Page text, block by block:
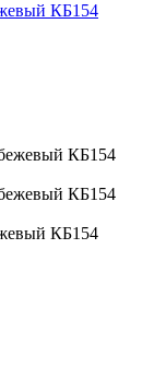
КБ154
КБ154